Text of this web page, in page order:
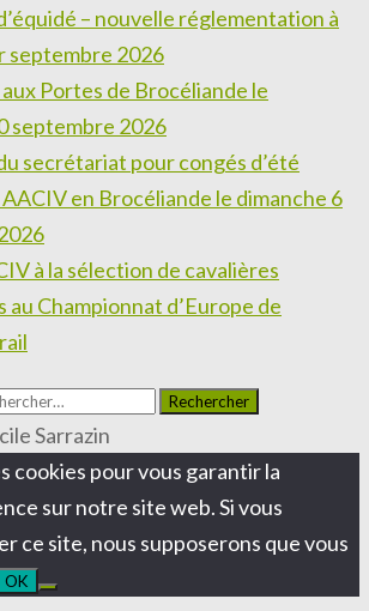
– nouvelle réglementation à
septembre 2026
Portes de Brocéliande le
septembre 2026
secrétariat pour congés d’été
en Brocéliande le dimanche 6
à la sélection de cavalières
Championnat d’Europe de
Sarrazin
cookies pour vous garantir la
sur notre site web. Si vous
ce site, nous supposerons que vous
OK